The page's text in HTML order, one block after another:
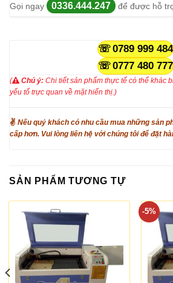
Gọi ngay 0336.444.247 để được hỗ
0789 999 484
0777 480 777
( Chú ý: Chi tiết sản phẩm thực tế có thể khác
yếu tố trực quan về mặt hiển thị.)
✌ Nếu quý khách có nhu cầu mua những sản
cấp hơn. Vui lòng liên hệ với chúng tôi để đặt
SẢN PHẨM TƯƠNG TỰ
-5%